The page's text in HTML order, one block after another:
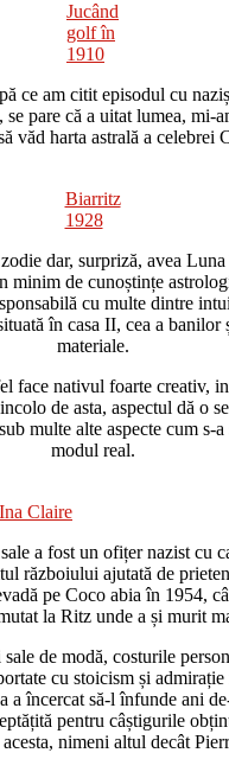
Jucând
golf în
1910
ce am citit episodul cu
se pare că a uitat lumea, mi-
văd harta astrală a celebrei
Biarritz
1928
dar, surpriză, avea
minim de cunoștințe
cu multe dintre
în casa II, cea a banilor
materiale.
face nativul foarte creativ,
de asta, aspectul dă o
multe alte aspecte cum s-
modul real.
Claire
a fost un ofițer nazist cu
războiului ajutată de
pe Coco abia în 1954,
la Ritz unde a și murit
sale de modă, costurile
cu stoicism și
a încercat să-l înfunde ani
pentru câștigurile
nimeni altul decât